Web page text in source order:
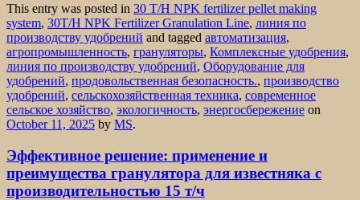
This entry was posted in 30 T/H NPK fertilizer pellet making
system, 30T/H NPK Fertilizer Granulation Line, линия по
производству удобрений and tagged автоматизация,
агропромышленность, грануляторы, Комплексные удобрения,
линия по производству удобрений, Оборудование для
удобрений, продовольственная безопасность., производство
удобрений, сельскохозяйственная техника, современное
сельское хозяйство, экологичность, энергосбережение on
October 11, 2025 by MS.
Эффективное решение: применение и
преимущества гранулятора для известняка с
производительностью 15 т/ч